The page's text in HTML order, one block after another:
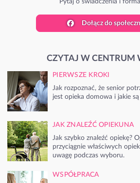
Dołącz do
CZYTAJ W CENTRUM
PIERWSZE KROKI
Jak rozpoznać, że senior
jest opieka domowa i jakie
JAK ZNALEŹĆ OPIEKUNA
Jak szybko znaleźć opiekę?
przyciągnie właściwych
uwagę podczas wyboru.
WSPÓŁPRACA